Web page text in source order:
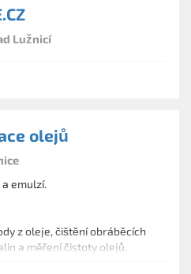
Lužnicí
olejů
emulzí.
z oleje, čištění obráběcích
a měření čistoty olejů.